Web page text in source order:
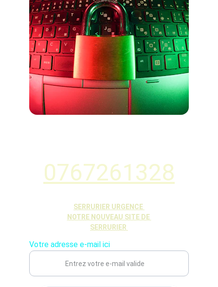
SERRURIER URGENCE
NOTRE NOUVEAU SITE DE
SERRURIER
0767261328
Votre adresse e-mail ici